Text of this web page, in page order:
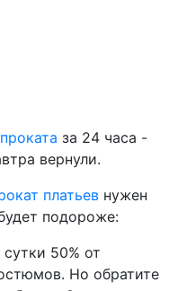
проката за 24 часа -
вернули.
платьев нужен
подороже:
50% от
Но обратите